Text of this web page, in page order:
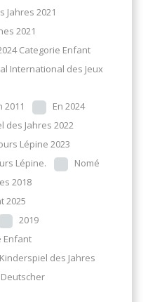
Jahres 2021
2021
Categorie Enfant
International des Jeux
2011
En 2024
des Jahres 2022
Lépine 2023
Lépine.
Nomé
2018
2025
2019
Enfant
Kinderspiel des Jahres